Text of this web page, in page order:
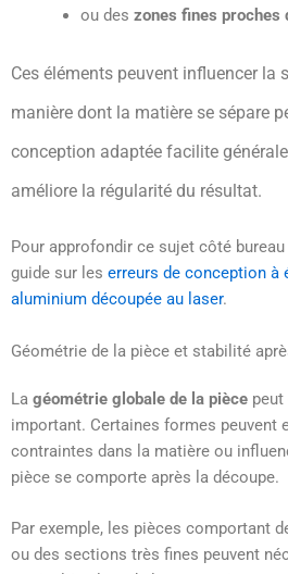
ou des zones fines proches
Ces éléments peuvent influencer la
manière dont la matière se sépare
conception adaptée facilite
améliore la régularité du résultat.
Pour approfondir ce sujet côté
guide sur les erreurs de conception à
aluminium découpée au laser.
Géométrie de la pièce et stabilité
La géométrie globale de la pièce
important. Certaines formes peuvent
contraintes dans la matière ou
pièce se comporte après la découpe.
Par exemple, les pièces comportant
ou des sections très fines peuvent